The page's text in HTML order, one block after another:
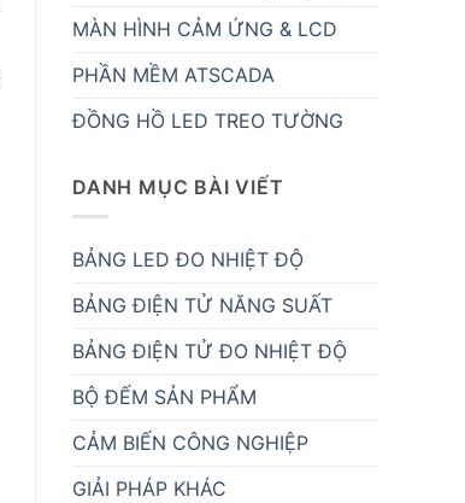
MÀN HÌNH CẢM ỨNG & LCD
PHẦN MỀM ATSCADA
ĐỒNG HỒ LED TREO TƯỜNG
DANH MỤC BÀI VIẾT
BẢNG LED ĐO NHIỆT ĐỘ
BẢNG ĐIỆN TỬ NĂNG SUẤT
BẢNG ĐIỆN TỬ ĐO NHIỆT ĐỘ
BỘ ĐẾM SẢN PHẨM
CẢM BIẾN CÔNG NGHIỆP
GIẢI PHÁP KHÁC